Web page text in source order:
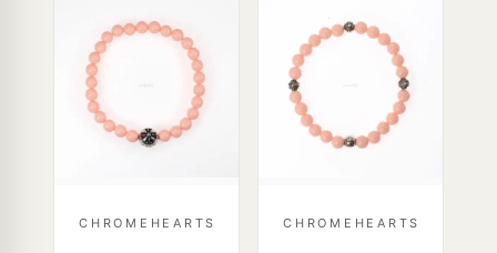
CHROMEHEARTS CHROMEHEARTS